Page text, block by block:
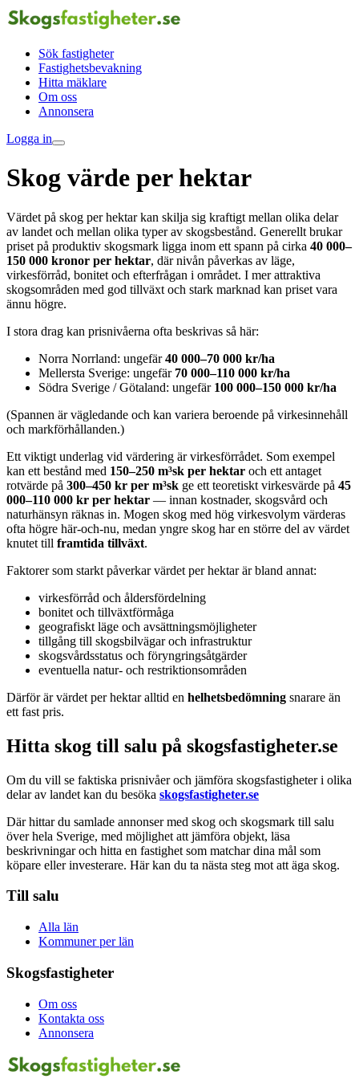
Sök fastigheter
Fastighetsbevakning
Hitta mäklare
Om oss
Annonsera
Logga in
Skog värde per hektar
Värdet på skog per hektar kan skilja sig kraftigt mellan olika delar
av landet och mellan olika typer av skogsbestånd. Generellt brukar
priset på produktiv skogsmark ligga inom ett spann på cirka 40 000–
150 000 kronor per hektar, där nivån påverkas av läge,
virkesförråd, bonitet och efterfrågan i området. I mer attraktiva
skogsområden med god tillväxt och stark marknad kan priset vara
ännu högre.
I stora drag kan prisnivåerna ofta beskrivas så här:
Norra Norrland: ungefär40 000–70 000 kr/ha
Mellersta Sverige: ungefär 70 000–110 000 kr/ha
Södra Sverige / Götaland: ungefär 100 000–150 000 kr/ha
(Spannen är vägledande och kan variera beroende på virkesinnehåll
och markförhållanden.)
Ett viktigt underlag vid värdering är virkesförrådet. Som exempel
kan ett bestånd med 150–250 m³sk per hektar och ett antaget
rotvärde på 300–450 kr per m³sk ge ett teoretiskt virkesvärde på 45
000–110 000 kr per hektar — innan kostnader, skogsvård och
naturhänsyn räknas in. Mogen skog med hög virkesvolym värderas
ofta högre här-och-nu, medan yngre skog har en större del av värdet
knutet till framtida tillväxt.
Faktorer som starkt påverkar värdet per hektar är bland annat:
virkesförråd och åldersfördelning
bonitet och tillväxtförmåga
geografiskt läge och avsättningsmöjligheter
tillgång till skogsbilvägar och infrastruktur
skogsvårdsstatus och föryngringsåtgärder
eventuella natur- och restriktionsområden
Därför är värdet per hektar alltid en helhetsbedömning snarare än
ett fast pris.
Hitta skog till salu på skogsfastigheter.se
Om du vill se faktiska prisnivåer och jämföra skogsfastigheter i olika
delar av landet kan du besöka skogsfastigheter.se
Där hittar du samlade annonser med skog och skogsmark till salu
över hela Sverige, med möjlighet att jämföra objekt, läsa
beskrivningar och hitta en fastighet som matchar dina mål som
köpare eller investerare. Här kan du ta nästa steg mot att äga skog.
Till salu
Alla län
Kommuner per län
Skogsfastigheter
Om oss
Kontakta oss
Annonsera